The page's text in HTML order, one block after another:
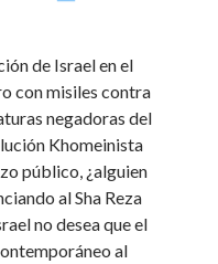
de Israel en el
con misiles contra
negadoras del
Khomeinista
público, ¿alguien
al Sha Reza
no desea que el
al